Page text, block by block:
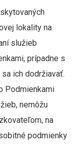
lokality na
služieb
prípadne s
ich dodržiavať.
Podmienkami
nemôžu
na
podmienky